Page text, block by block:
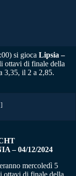
si gioca Lipsia –
ottavi di finale della
3,35, il 2 a 2,85.
– 04/12/2024
mercoledì 5
ottavi di finale della